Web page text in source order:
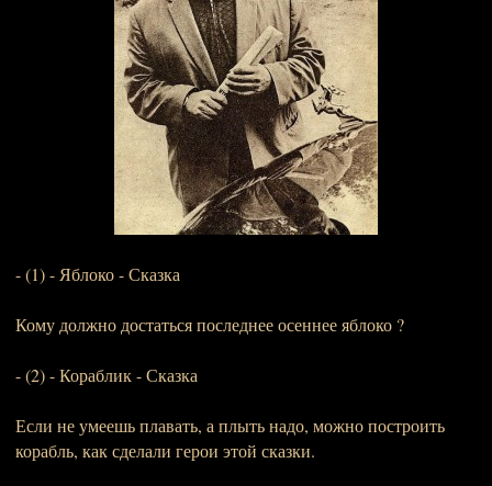
- (1) - Яблоко - Сказка
Кому должно достаться последнее осеннее яблоко ?
- (2) - Кораблик - Сказка
Если не умеешь плавать, а плыть надо, можно построить
корабль, как сделали герои этой сказки.